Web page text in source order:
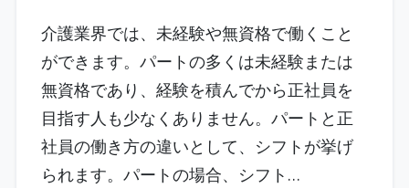
介護業界では、未経験や無資格で働くこと
ができます。パートの多くは未経験または
無資格であり、経験を積んでから正社員を
目指す人も少なくありません。パートと正
社員の働き方の違いとして、シフトが挙げ
られます。パートの場合、シフト…